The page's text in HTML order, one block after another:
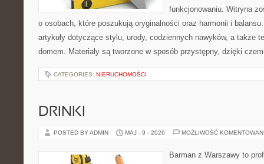
funkcjonowaniu. Witryna
o osobach, które poszukują oryginalności oraz harmonii i
artykuły dotyczące stylu, urody, codziennych nawyków, a także
domem. Materiały są tworzone w sposób przystępny, dzięki
CATEGORIES: NIERUCHOMOŚCI
DRINKI
POSTED BY ADMIN MAJ - 9 - 2026 MOŻLIWOŚĆ
Barman z Warszawy to